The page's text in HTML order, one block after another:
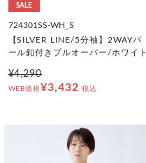
SALE
724301SS-WH_S
【SILVER LINE/5分袖】2WAYパ
ール釦付きプルオーバー/ホワイト
¥4,290
WEB価格¥3,432 税込